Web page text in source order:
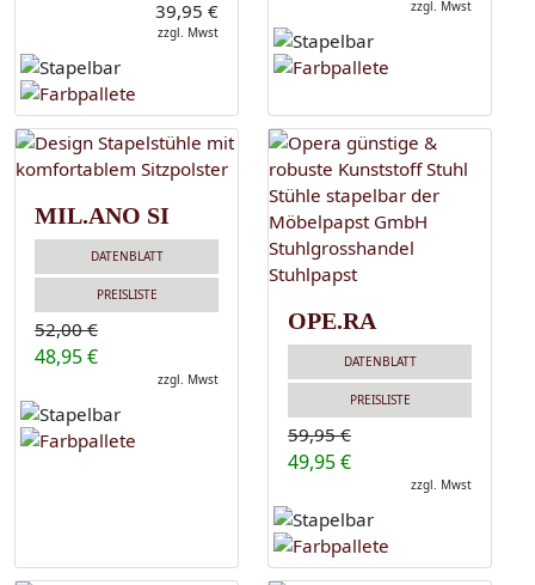
39,95 €
zzgl. Mwst
zzgl. Mwst
MIL.ANO SI
DATENBLATT
PREISLISTE
52,00 €
48,95 €
zzgl. Mwst
OPE.RA
DATENBLATT
PREISLISTE
59,95 €
49,95 €
zzgl. Mwst